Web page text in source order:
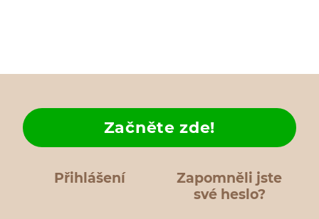
Přihlášení
Zapomněli jste
své heslo?
Začněte zde!